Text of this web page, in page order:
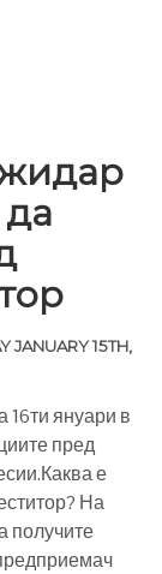
JANUARY 15TH,
16ти януари в
пред
е
На
получите